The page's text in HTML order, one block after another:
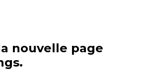
nouvelle page